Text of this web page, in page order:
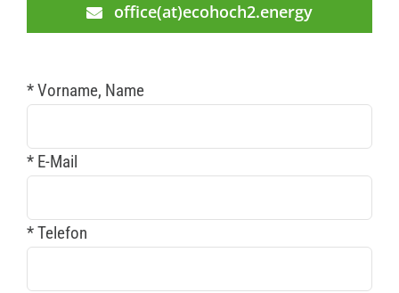
office(at)ecohoch2.energy
* Vorname, Name
* E-Mail
* Telefon